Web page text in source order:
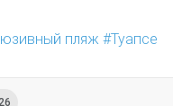
пляж Туапсе